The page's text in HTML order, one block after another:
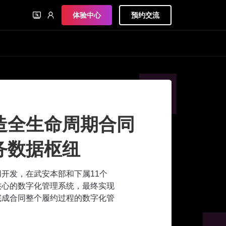
体验中心 预约交流
生命周期合同
数据枢纽
发，在武安本部和下属11个
的数字化管理系统，最终实现
合同整个履约过程的数字化管